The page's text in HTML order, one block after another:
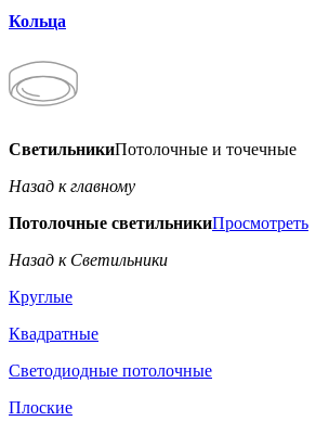
Кольца
СветильникиПотолочные и точечные
Назад к главному
Потолочные светильникиПросмотреть
Назад к Светильники
Круглые
Квадратные
Светодиодные потолочные
Плоские